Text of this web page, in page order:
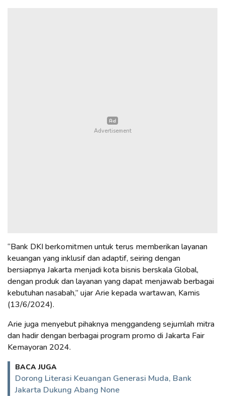
“Bank DKI berkomitmen untuk terus memberikan layanan
keuangan yang inklusif dan adaptif, seiring dengan
bersiapnya Jakarta menjadi kota bisnis berskala Global,
dengan produk dan layanan yang dapat menjawab berbagai
kebutuhan nasabah,” ujar Arie kepada wartawan, Kamis
(13/6/2024).
Arie juga menyebut pihaknya menggandeng sejumlah mitra
dan hadir dengan berbagai program promo di Jakarta Fair
Kemayoran 2024.
BACA JUGA
Dorong Literasi Keuangan Generasi Muda, Bank
Jakarta Dukung Abang None